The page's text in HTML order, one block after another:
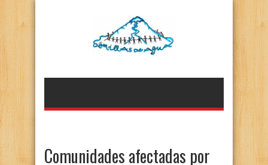
Comunidades afectadas por